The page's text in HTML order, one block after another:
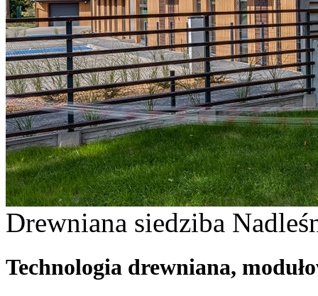
Drewniana siedziba
Technologia drewniana,